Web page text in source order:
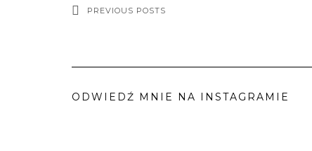
PREVIOUS POSTS
ODWIEDŹ MNIE NA INSTAGRAMIE